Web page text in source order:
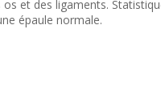
et des ligaments.
épaule normale.